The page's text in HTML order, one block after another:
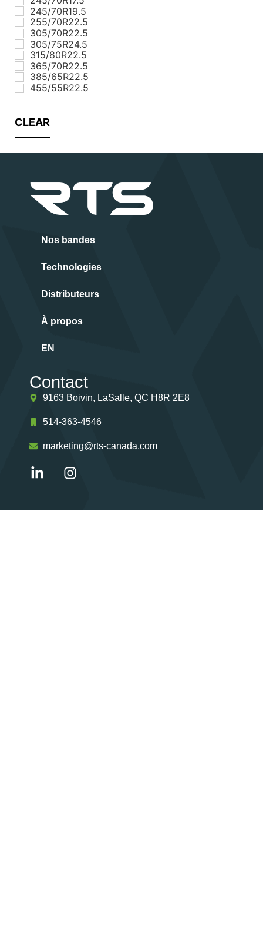
245/70R19.5
255/70R22.5
305/70R22.5
305/75R24.5
315/80R22.5
365/70R22.5
385/65R22.5
455/55R22.5
CLEAR
Nos bandes
Technologies
Distributeurs
À propos
EN
Contact
9163 Boivin, LaSalle, QC H8R 2E8
514-363-4546
marketing@rts-canada.com